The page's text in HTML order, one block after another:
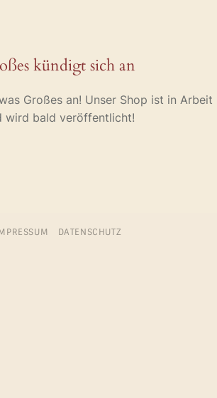
kündigt sich an
Großes an! Unser Shop ist in Arbeit
wird bald veröffentlicht!
DATENSCHUTZ